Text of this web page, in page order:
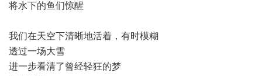
将水下的鱼们惊醒
我们在天空下清晰地活着，有时模糊
透过一场大雪
进一步看清了曾经轻狂的梦